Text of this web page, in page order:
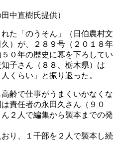
中直樹氏提供）
た「のうそん」（日伯農村文
）が、２８９号（２０１８年
０年の歴史に幕を下ろしてい
子さん（８８、栃木県）は
くらい」と振り返った。
齢で仕事がうまくいかなくな
責任者の永田久さん（９０
２人で編集から製本までの発
り、１千部を２人で製本し続